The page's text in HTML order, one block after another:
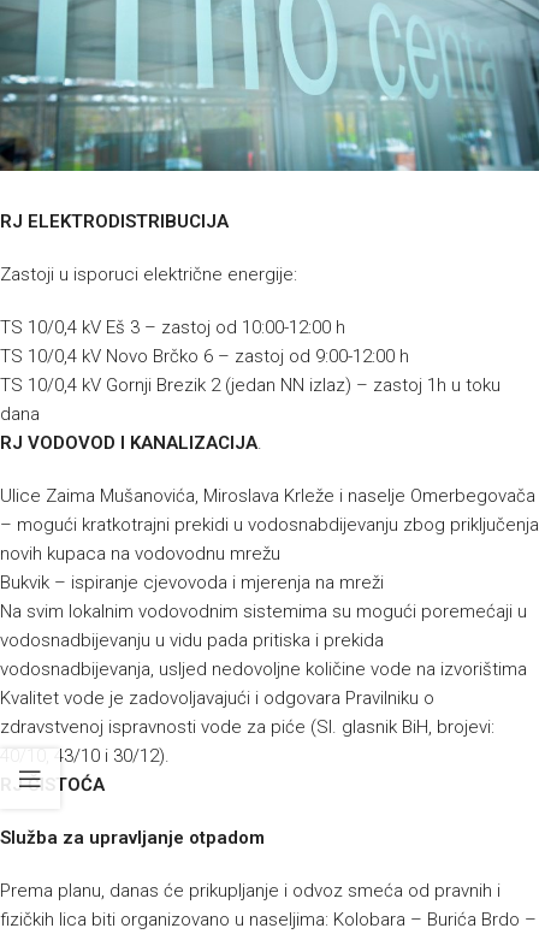
RJ ELEKTRODISTRIBUCIJA
Zastoji u isporuci električne energije:
TS 10/0,4 kV Eš 3 – zastoj od 10:00-12:00 h
TS 10/0,4 kV Novo Brčko 6 – zastoj od 9:00-12:00 h
TS 10/0,4 kV Gornji Brezik 2 (jedan NN izlaz) – zastoj 1h u toku
dana
RJ VODOVOD I KANALIZACIJA.
Ulice Zaima Mušanovića, Miroslava Krleže i naselje Omerbegovača
– mogući kratkotrajni prekidi u vodosnabdijevanju zbog priključenja
novih kupaca na vodovodnu mrežu
Bukvik – ispiranje cjevovoda i mjerenja na mreži
Na svim lokalnim vodovodnim sistemima su mogući poremećaji u
vodosnadbijevanju u vidu pada pritiska i prekida
vodosnadbijevanja, usljed nedovoljne količine vode na izvorištima
Kvalitet vode je zadovoljavajući i odgovara Pravilniku o
zdravstvenoj ispravnosti vode za piće (Sl. glasnik BiH, brojevi:
40/10, 43/10 i 30/12).
RJ ČISTOĆA
Služba za upravljanje otpadom
Prema planu, danas će prikupljanje i odvoz smeća od pravnih i
fizičkih lica biti organizovano u naseljima: Kolobara – Burića Brdo –